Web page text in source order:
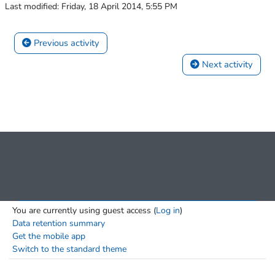
Last modified: Friday, 18 April 2014, 5:55 PM
Previous activity
Next activity
You are currently using guest access (Log in)
Data retention summary
Get the mobile app
Switch to the standard theme